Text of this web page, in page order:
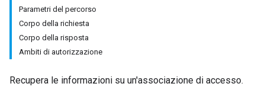
Parametri del percorso
Corpo della richiesta
Corpo della risposta
Ambiti di autorizzazione
Recupera le informazioni su un'associazione di accesso.